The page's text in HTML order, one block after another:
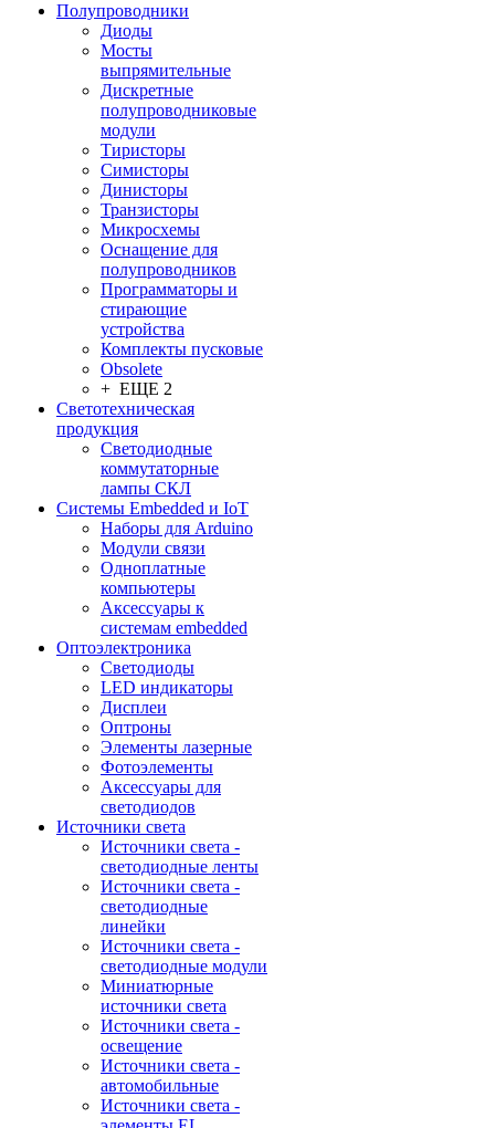
Полупроводники
Диоды
Мосты
выпрямительные
Дискретные
полупроводниковые
модули
Тиристоры
Симисторы
Динисторы
Транзисторы
Микросхемы
Оснащение для
полупроводников
Программаторы и
стирающие
устройства
Комплекты пусковые
Obsolete
+ ЕЩЕ 2
Светотехническая
продукция
Светодиодные
коммутаторные
лампы СКЛ
Системы Embedded и IoT
Наборы для Arduino
Модули связи
Одноплатные
компьютеры
Аксессуары к
системам embedded
Oптоэлектроника
Светодиоды
LED индикаторы
Дисплеи
Оптроны
Элементы лазерные
Фотоэлементы
Аксессуары для
светодиодов
Источники света
Источники света -
светодиодные ленты
Источники света -
светодиодные
линейки
Источники света -
светодиодные модули
Миниатюрные
источники света
Источники света -
освещение
Источники света -
автомобильные
Источники света -